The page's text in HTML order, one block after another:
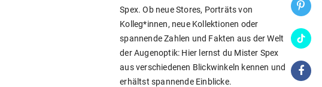
Spex. Ob neue Stores, Porträts von
Kolleg*innen, neue Kollektionen oder
spannende Zahlen und Fakten aus der Welt
der Augenoptik: Hier lernst du Mister Spex
aus verschiedenen Blickwinkeln kennen und
erhältst spannende Einblicke.